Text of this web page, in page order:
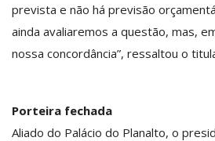
prevista e não há previsão
ainda avaliaremos a questão, mas,
nossa concordância”, ressaltou o
Porteira fechada
Aliado do Palácio do Planalto, o